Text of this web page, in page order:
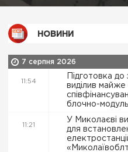
НОВИНИ
7 серпня 2026
11:54
Підготовка
виділив майже
блочно-
11:21
У Миколаєві
для